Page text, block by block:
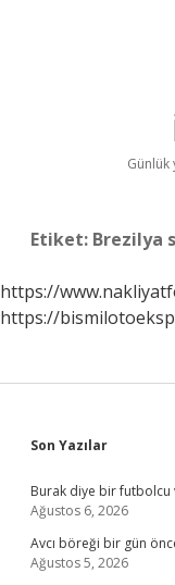
Günlük
Etiket: Brezilya
https://
https://
Sidebar
Son Yazılar
Burak diye bir futbolcu
Ağustos 6, 2026
Avcı böreği bir gün
Ağustos 5, 2026